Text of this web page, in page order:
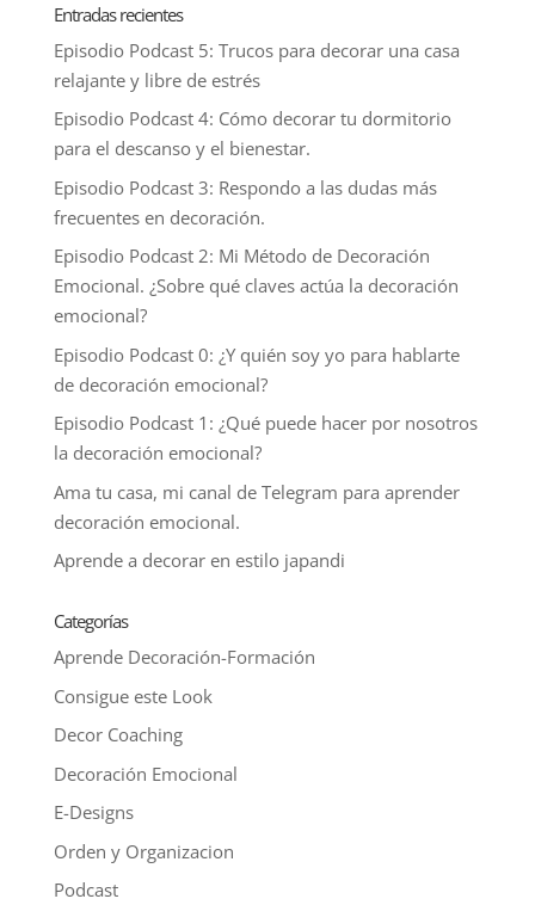
Entradas recientes
Episodio Podcast 5: Trucos para decorar una casa
relajante y libre de estrés
Episodio Podcast 4: Cómo decorar tu dormitorio
para el descanso y el bienestar.
Episodio Podcast 3: Respondo a las dudas más
frecuentes en decoración.
Episodio Podcast 2: Mi Método de Decoración
Emocional. ¿Sobre qué claves actúa la decoración
emocional?
Episodio Podcast 0: ¿Y quién soy yo para hablarte
de decoración emocional?
Episodio Podcast 1: ¿Qué puede hacer por nosotros
la decoración emocional?
Ama tu casa, mi canal de Telegram para aprender
decoración emocional.
Aprende a decorar en estilo japandi
Categorías
Aprende Decoración-Formación
Consigue este Look
Decor Coaching
Decoración Emocional
E-Designs
Orden y Organizacion
Podcast